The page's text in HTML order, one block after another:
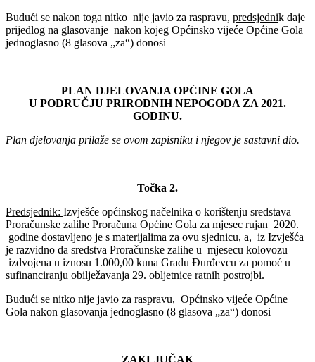
Budući se nakon toga nitko nije javio za raspravu, predsjednik daje
prijedlog na glasovanje nakon kojeg Općinsko vijeće Općine Gola
jednoglasno (8 glasova „za“) donosi
PLAN DJELOVANJA OPĆINE GOLA
U PODRUČJU PRIRODNIH NEPOGODA ZA 2021.
GODINU.
Plan djelovanja prilaže se ovom zapisniku i njegov je sastavni dio.
Točka 2.
Predsjednik: Izvješće općinskog načelnika o korištenju sredstava
Proračunske zalihe Proračuna Općine Gola za mjesec rujan 2020.
godine dostavljeno je s materijalima za ovu sjednicu, a, iz Izvješća
je razvidno da sredstva Proračunske zalihe u mjesecu kolovozu
izdvojena u iznosu 1.000,00 kuna Gradu Đurđevcu za pomoć u
sufinanciranju obilježavanja 29. obljetnice ratnih postrojbi.
Budući se nitko nije javio za raspravu, Općinsko vijeće Općine
Gola nakon glasovanja jednoglasno (8 glasova „za“) donosi
ZAKLJUČAK